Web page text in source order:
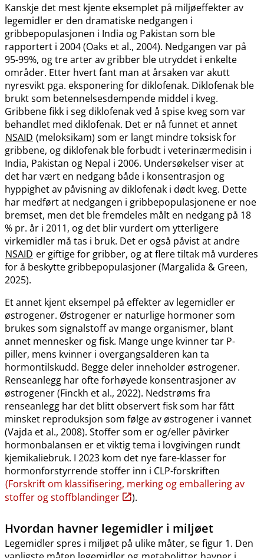
Kanskje det mest kjente eksemplet på miljøeffekter av
legemidler er den dramatiske nedgangen i
gribbepopulasjonen i India og Pakistan som ble
rapportert i 2004 (Oaks et al., 2004). Nedgangen var på
95-99%, og tre arter av gribber ble utryddet i enkelte
områder. Etter hvert fant man at årsaken var akutt
nyresvikt pga. eksponering for diklofenak. Diklofenak ble
brukt som betennelsesdempende middel i kveg.
Gribbene fikk i seg diklofenak ved å spise kveg som var
behandlet med diklofenak. Det er nå funnet et annet
NSAID (meloksikam) som er langt mindre toksisk for
gribbene, og diklofenak ble forbudt i veterinærmedisin i
India, Pakistan og Nepal i 2006. Undersøkelser viser at
det har vært en nedgang både i konsentrasjon og
hyppighet av påvisning av diklofenak i dødt kveg. Dette
har medført at nedgangen i gribbepopulasjonene er noe
bremset, men det ble fremdeles målt en nedgang på 18
% pr. år i 2011, og det blir vurdert om ytterligere
virkemidler må tas i bruk. Det er også påvist at andre
NSAID er giftige for gribber, og at flere tiltak må vurderes
for å beskytte gribbepopulasjoner (Margalida & Green,
2025).
Et annet kjent eksempel på effekter av legemidler er
østrogener. Østrogener er naturlige hormoner som
brukes som signalstoff av mange organismer, blant
annet mennesker og fisk. Mange unge kvinner tar P-
piller, mens kvinner i overgangsalderen kan ta
hormontilskudd. Begge deler inneholder østrogener.
Renseanlegg har ofte forhøyede konsentrasjoner av
østrogener (Finckh et al., 2022). Nedstrøms fra
renseanlegg har det blitt observert fisk som har fått
minsket reproduksjon som følge av østrogener i vannet
(Vajda et al., 2008). Stoffer som er og​/​eller påvirker
hormonbalansen er et viktig tema i lovgivingen rundt
kjemikaliebruk. I 2023 kom det nye fare-klasser for
hormonforstyrrende stoffer inn i CLP-forskriften
(Forskrift om klassifisering, merking og emballering av
stoffer og stoffblandinger
).
Hvordan havner legemidler i miljøet
Legemidler spres i miljøet på ulike måter, se figur 1. Den